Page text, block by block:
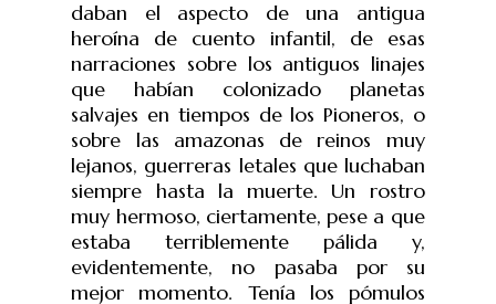
daban el aspecto de una antigua
heroína de cuento infantil, de esas
narraciones sobre los antiguos linajes
que habían colonizado planetas
salvajes en tiempos de los Pioneros, o
sobre las amazonas de reinos muy
lejanos, guerreras letales que luchaban
siempre hasta la muerte. Un rostro
muy hermoso, ciertamente, pese a que
estaba terriblemente pálida y,
evidentemente, no pasaba por su
mejor momento. Tenía los pómulos